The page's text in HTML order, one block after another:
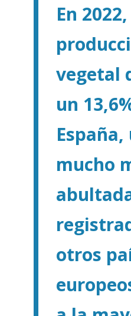
En
vegetal
un
mucho
otros